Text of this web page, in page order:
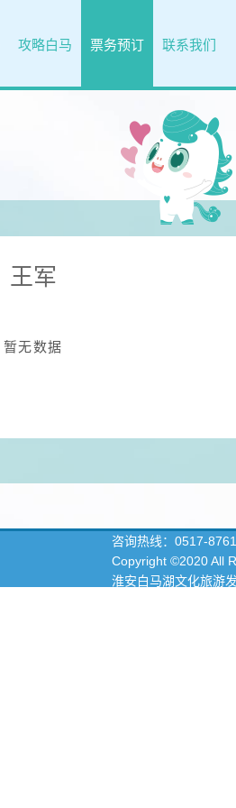
攻略白马 票务预订 联系我们
王军
暂无数据
咨询热线： 0517-
Copyright ©2020 All
淮安白马湖文化旅游